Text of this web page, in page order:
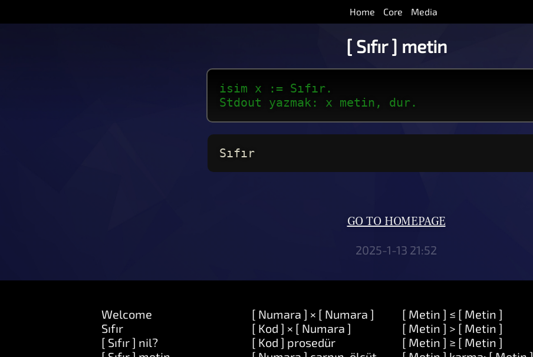
Home Core Media
[ Sıfır ] metin
isim x := Sıfır.
Stdout yazmak: x metin, dur.
Sıfır
GO TO HOMEPAGE
2025-1-13 21:52
Welcome
Sıfır
[ Sıfır ] nil?
[ Numara ] × [ Numara ]
[ Kod ] × [ Numara ]
[ Kod ] prosedür
[ Metin ] ≤ [ Metin ]
[ Metin ] > [ Metin ]
[ Metin ] ≥ [ Metin ]